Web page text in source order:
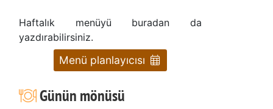
Haftalık menüyü buradan da
yazdırabilirsiniz.
Menü planlayıcısı
Günün mönüsü